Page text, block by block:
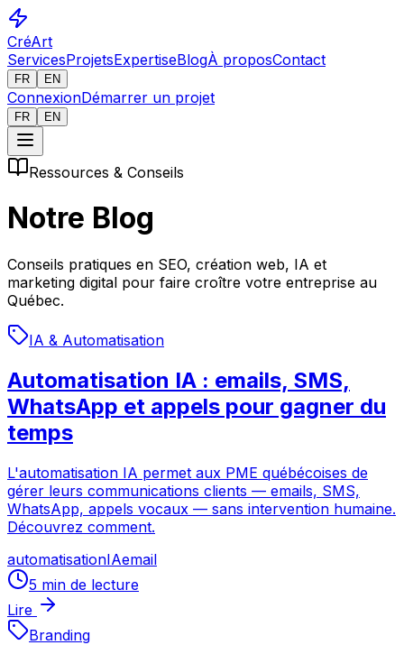
CréArt
ServicesProjetsExpertiseBlogÀ proposContact
FR EN
ConnexionDémarrer un projet
FR EN
Ressources & Conseils
Notre Blog
Conseils pratiques en SEO, création web, IA et
marketing digital pour faire croître votre entreprise au
Québec.
IA & Automatisation
Automatisation IA : emails, SMS,
WhatsApp et appels pour gagner du
temps
L'automatisation IA permet aux PME québécoises de
gérer leurs communications clients — emails, SMS,
WhatsApp, appels vocaux — sans intervention humaine.
Découvrez comment.
automatisationIAemail
5 min de lecture
Lire
Branding